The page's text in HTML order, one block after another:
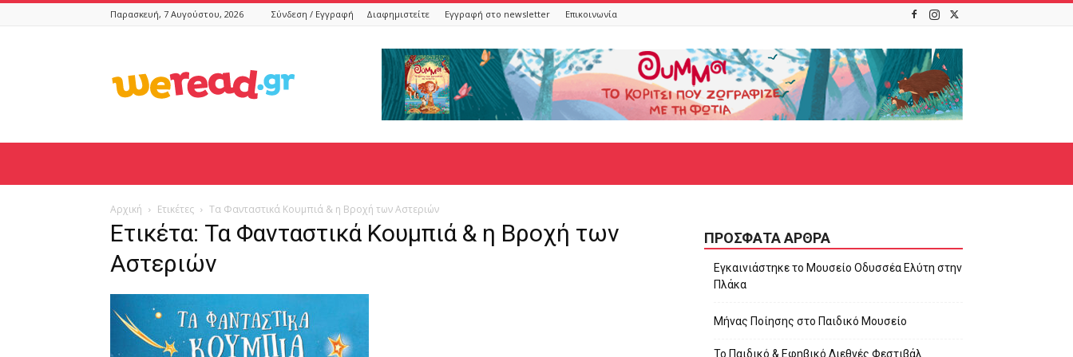
Παρασκευή, 7 Αυγούστου, 2026 Σύνδεση / Εγγραφή Διαφημιστείτε Εγγραφή στο newsletter Επικοινωνία
Αρχική Ετικέτες Τα Φανταστικά Κουμπιά & η Βροχή των Αστεριών
Ετικέτα: Τα Φανταστικά Κουμπιά & η Βροχή των
Αστεριών
ΠΡΌΣΦΑΤΑ ΆΡΘΡΑ
Εγκαινιάστηκε το Μουσείο Οδυσσέα Ελύτη στην
Πλάκα
Μήνας Ποίησης στο Παιδικό Μουσείο
Το Παιδικό & Εφηβικό Διεθνές Φεστιβάλ